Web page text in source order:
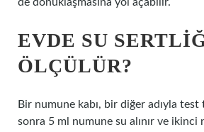
EVDE SU
ÖLÇÜLÜR?
Bir numune kabı, bir diğer adıyla test
sonra 5 ml numune su alınır ve ikinci